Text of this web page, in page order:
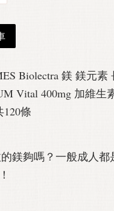
Biolectra 鎂 鎂元素
Vital 400mg 加維生
條
鎂夠嗎？一般成人都